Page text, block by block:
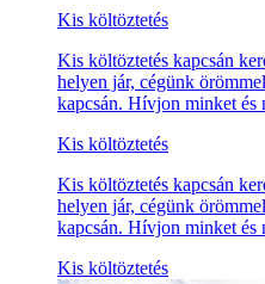
Kis költöztetés
Kis költöztetés kapcsán
helyen jár, cégünk
kapcsán. Hívjon minket és
Kis költöztetés
Kis költöztetés kapcsán
helyen jár, cégünk
kapcsán. Hívjon minket és
Kis költöztetés